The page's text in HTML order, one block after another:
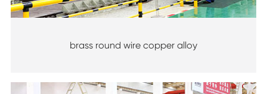
brass round wire copper alloy